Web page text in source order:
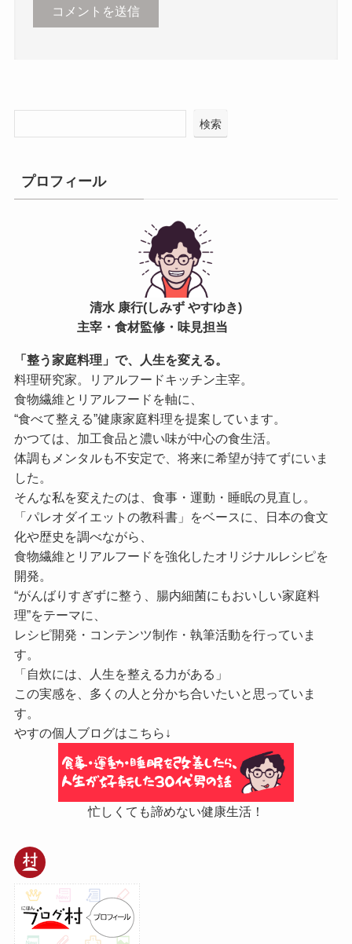
検索
プロフィール
清水 康行(しみず やすゆき)
主宰・食材監修・味見担当
「整う家庭料理」で、人生を変える。
料理研究家。リアルフードキッチン主宰。
食物繊維とリアルフードを軸に、
“食べて整える”健康家庭料理を提案しています。
かつては、加工食品と濃い味が中心の食生活。
体調もメンタルも不安定で、将来に希望が持てずにいま
した。
そんな私を変えたのは、食事・運動・睡眠の見直し。
「パレオダイエットの教科書」をベースに、日本の食文
化や歴史を調べながら、
食物繊維とリアルフードを強化したオリジナルレシピを
開発。
“がんばりすぎずに整う、腸内細菌にもおいしい家庭料
理”をテーマに、
レシピ開発・コンテンツ制作・執筆活動を行っていま
す。
「自炊には、人生を整える力がある」
この実感を、多くの人と分かち合いたいと思っていま
す。
やすの個人ブログはこちら↓
忙しくても諦めない健康生活！